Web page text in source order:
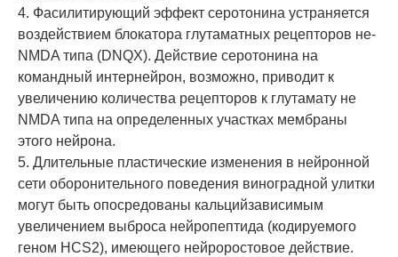
4. Фасилитирующий эффект серотонина устраняется
воздействием блокатора глутаматных рецепторов не-
NMDA типа (DNQX). Действие серотонина на
командный интернейрон, возможно, приводит к
увеличению количества рецепторов к глутамату не
NMDA типа на определенных участках мембраны
этого нейрона.
5. Длительные пластические изменения в нейронной
сети оборонительного поведения виноградной улитки
могут быть опосредованы кальцийзависимым
увеличением выброса нейропептида (кодируемого
геном HCS2), имеющего нейроростовое действие.